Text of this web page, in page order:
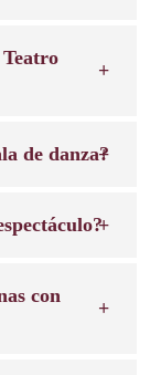
de danza?
con